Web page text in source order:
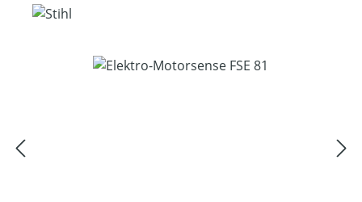
Bildergalerie überspringen